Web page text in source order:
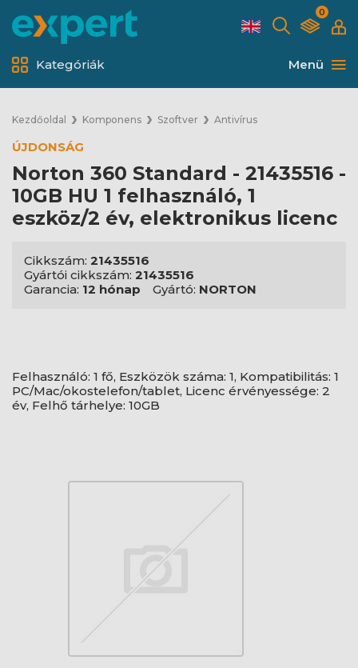
0
Menü
Kategóriák
Kezdőoldal Komponens Szoftver Antivírus
ÚJDONSÁG
Norton 360 Standard - 21435516 -
10GB HU 1 felhasználó, 1
eszköz/2 év, elektronikus licenc
Cikkszám: 21435516
Gyártói cikkszám: 21435516
Garancia: 12 hónap Gyártó: NORTON
Felhasználó: 1 fő, Eszközök száma: 1, Kompatibilitás: 1
PC/Mac/okostelefon/tablet, Licenc érvényessége: 2
év, Felhő tárhelye: 10GB